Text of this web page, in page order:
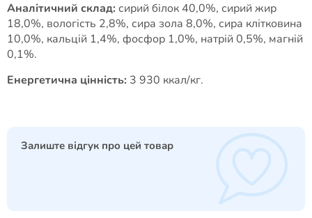
Аналітичний склад: сирий білок 40,0%, сирий жир
18,0%, вологість 2,8%, сира зола 8,0%, сира клітковина
10,0%, кальцій 1,4%, фосфор 1,0%, натрій 0,5%, магній
0,1%.
Енергетична цінність: 3 930 ккал/кг.
Залиште відгук про цей товар